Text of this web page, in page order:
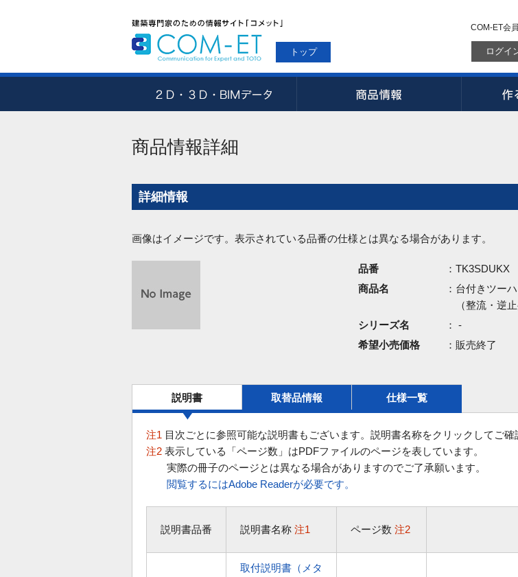
トップ
COM-ET会
ログイ
商品情報詳細
詳細情報
画像はイメージです。表示されている品番の仕様とは異なる場合があります。
品番
：TK3SDUKX
商品名
：台付きツー
（整流・逆
シリーズ名
： -
希望小売価格
：販売終了
説明書 取替品情報 仕様一覧
注1 目次ごとに参照可能な説明書もございます。説明書名称をクリックしてご確
注2 表示している「ページ数」はPDFファイルのページを表しています。
実際の冊子のページとは異なる場合がありますのでご了承願います。
閲覧するにはAdobe Readerが必要です。
説明書品番 説明書名称 注1 ページ数 注2
取付説明書（メタ